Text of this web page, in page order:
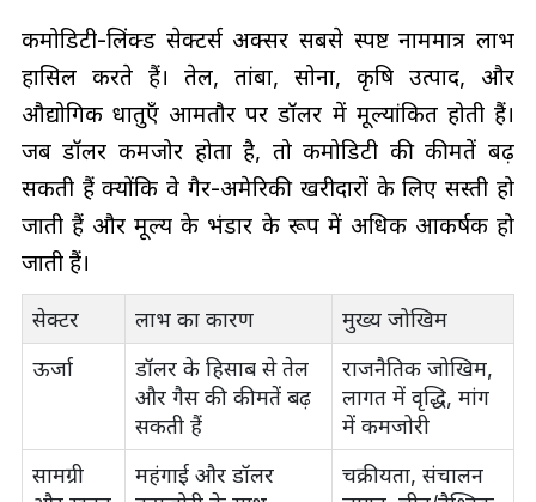
कमोडिटी-लिंक्ड सेक्टर्स अक्सर सबसे स्पष्ट नाममात्र लाभ
हासिल करते हैं। तेल, तांबा, सोना, कृषि उत्पाद, और
औद्योगिक धातुएँ आमतौर पर डॉलर में मूल्यांकित होती हैं।
जब डॉलर कमजोर होता है, तो कमोडिटी की कीमतें बढ़
सकती हैं क्योंकि वे गैर-अमेरिकी खरीदारों के लिए सस्ती हो
जाती हैं और मूल्य के भंडार के रूप में अधिक आकर्षक हो
जाती हैं।
सेक्टर लाभ का कारण
मुख्य जोखिम
ऊर्जा
डॉलर के हिसाब से तेल
और गैस की कीमतें बढ़
सकती हैं
राजनैतिक जोखिम,
लागत में वृद्धि, मांग
में कमजोरी
सामग्री
महंगाई और डॉलर
चक्रीयता, संचालन